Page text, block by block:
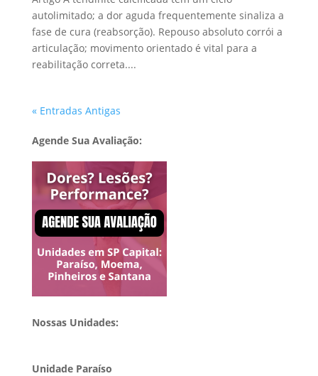
autolimitado; a dor aguda frequentemente sinaliza a
fase de cura (reabsorção). Repouso absoluto corrói a
articulação; movimento orientado é vital para a
reabilitação correta....
« Entradas Antigas
Agende Sua Avaliação:
Nossas Unidades:
Unidade Paraíso